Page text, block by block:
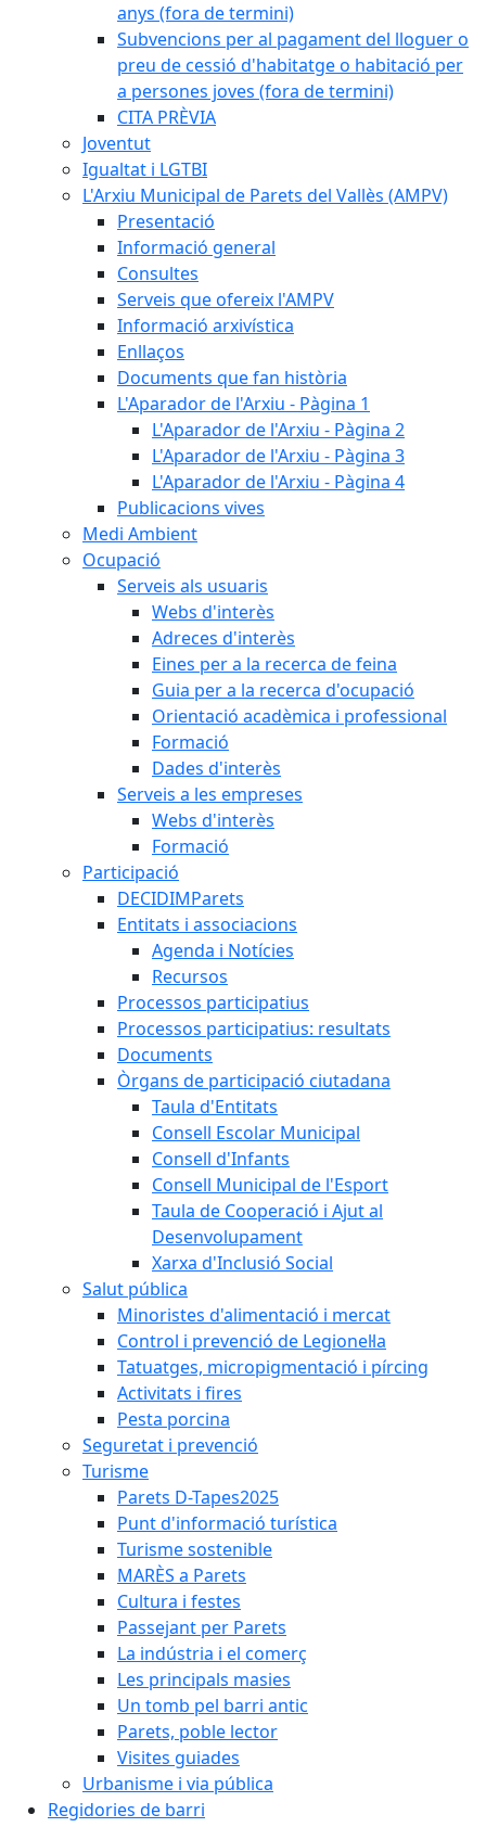
anys (fora de termini)
Subvencions per al pagament del lloguer o
preu de cessió d'habitatge o habitació per
a persones joves (fora de termini)
CITA PRÈVIA
Joventut
Igualtat i LGTBI
L'Arxiu Municipal de Parets del Vallès (AMPV)
Presentació
Informació general
Consultes
Serveis que ofereix l'AMPV
Informació arxivística
Enllaços
Documents que fan història
L'Aparador de l'Arxiu - Pàgina 1
L'Aparador de l'Arxiu - Pàgina 2
L'Aparador de l'Arxiu - Pàgina 3
L'Aparador de l'Arxiu - Pàgina 4
Publicacions vives
Medi Ambient
Ocupació
Serveis als usuaris
Webs d'interès
Adreces d'interès
Eines per a la recerca de feina
Guia per a la recerca d'ocupació
Orientació acadèmica i professional
Formació
Dades d'interès
Serveis a les empreses
Webs d'interès
Formació
Participació
DECIDIMParets
Entitats i associacions
Agenda i Notícies
Recursos
Processos participatius
Processos participatius: resultats
Documents
Òrgans de participació ciutadana
Taula d'Entitats
Consell Escolar Municipal
Consell d'Infants
Consell Municipal de l'Esport
Taula de Cooperació i Ajut al
Desenvolupament
Xarxa d'Inclusió Social
Salut pública
Minoristes d'alimentació i mercat
Control i prevenció de Legionel·la
Tatuatges, micropigmentació i pírcing
Activitats i fires
Pesta porcina
Seguretat i prevenció
Turisme
Parets D-Tapes2025
Punt d'informació turística
Turisme sostenible
MARÈS a Parets
Cultura i festes
Passejant per Parets
La indústria i el comerç
Les principals masies
Un tomb pel barri antic
Parets, poble lector
Visites guiades
Urbanisme i via pública
Regidories de barri